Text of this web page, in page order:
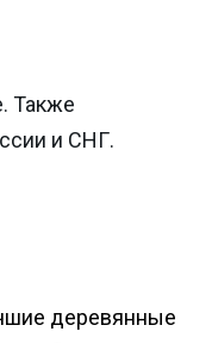
Также
и СНГ.
деревянные